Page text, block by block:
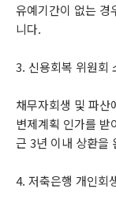
유예기간이 없는 경
니다.
3. 신용회복 위원회
채무자회생 및 파산
변제계획 인가를 받
근 3년 이내 상환을
4. 저축은행 개인회